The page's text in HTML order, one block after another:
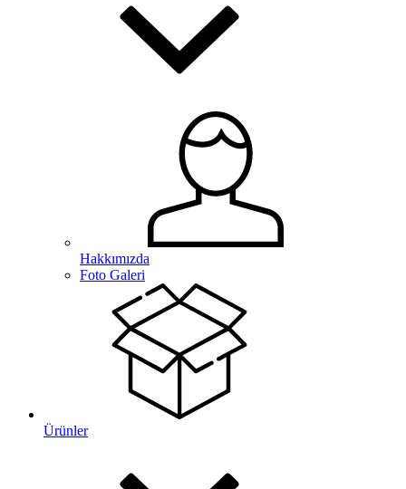
Hakkımızda
Foto Galeri
Ürünler